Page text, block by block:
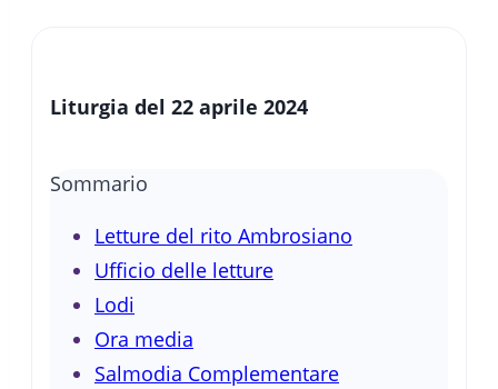
Liturgia del 22 aprile 2024
Sommario
Letture del rito Ambrosiano
Ufficio delle letture
Lodi
Ora media
Salmodia Complementare